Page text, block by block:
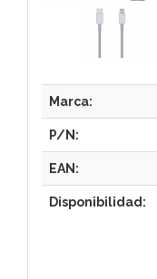
Marca:
P/N:
EAN:
Disponibilidad: